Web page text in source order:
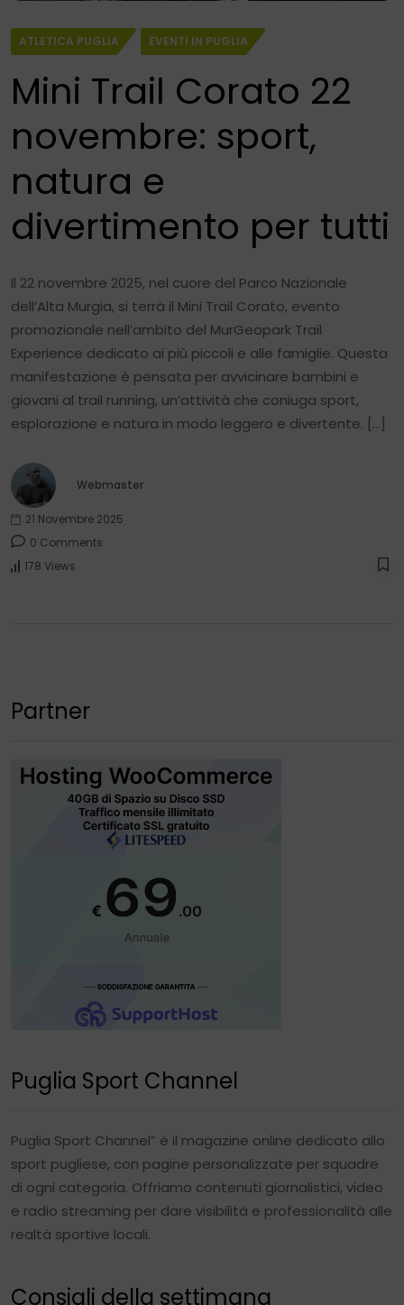
ATLETICA PUGLIA EVENTI IN PUGLIA
Mini Trail Corato 22
novembre: sport,
natura e
divertimento per tutti
Il 22 novembre 2025, nel cuore del Parco Nazionale
dell’Alta Murgia, si terrà il Mini Trail Corato, evento
promozionale nell’ambito del MurGeopark Trail
Experience dedicato ai più piccoli e alle famiglie. Questa
manifestazione è pensata per avvicinare bambini e
giovani al trail running, un’attività che coniuga sport,
esplorazione e natura in modo leggero e divertente. […]
Webmaster
21 Novembre 2025
0 Comments
178 Views
Partner
Puglia Sport Channel
Puglia Sport Channel” è il magazine online dedicato allo
sport pugliese, con pagine personalizzate per squadre
di ogni categoria. Offriamo contenuti giornalistici, video
e radio streaming per dare visibilità e professionalità alle
realtà sportive locali.
Consigli della settimana